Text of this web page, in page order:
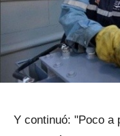
Y continuó: "Poco a